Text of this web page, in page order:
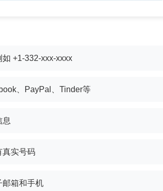
+1-332-xxx-xxxx
、PayPal、Tinder等
息
真实号码
邮箱和手机